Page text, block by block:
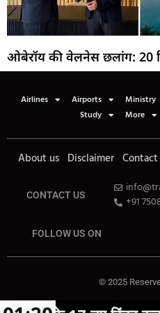
ओबेरॉय की वेलनेस छलांग: 20
Airlines Airports Ministry
Study
More
About us Disclaimer
CONTACT US
+91
FOLLOW US ON
© 2025